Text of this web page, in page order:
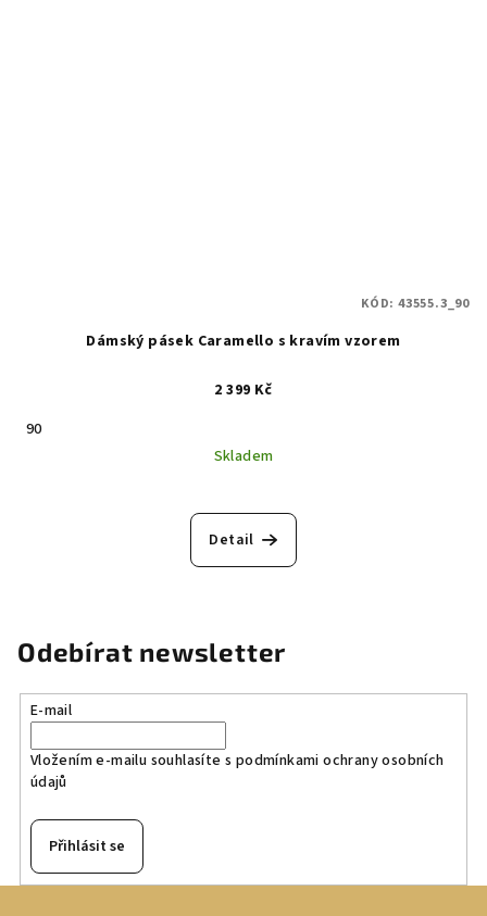
Dámský pásek Caramello s kravím vzorem
2 399 Kč
90
Skladem
Detail
KÓD: 43555.3_90
Odebírat newsletter
E-mail
Vložením e-mailu souhlasíte s podmínkami ochrany osobních
údajů
Přihlásit se